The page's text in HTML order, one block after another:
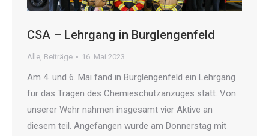
CSA – Lehrgang in Burglengenfeld
Alle, Beiträge 16. Mai 2023
Am 4. und 6. Mai fand in Burglengenfeld ein Lehrgang
für das Tragen des Chemieschutzanzuges statt. Von
unserer Wehr nahmen insgesamt vier Aktive an
diesem teil. Angefangen wurde am Donnerstag mit